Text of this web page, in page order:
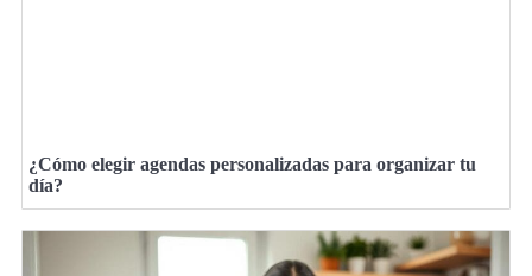
¿Cómo elegir agendas personalizadas para organizar tu
día?